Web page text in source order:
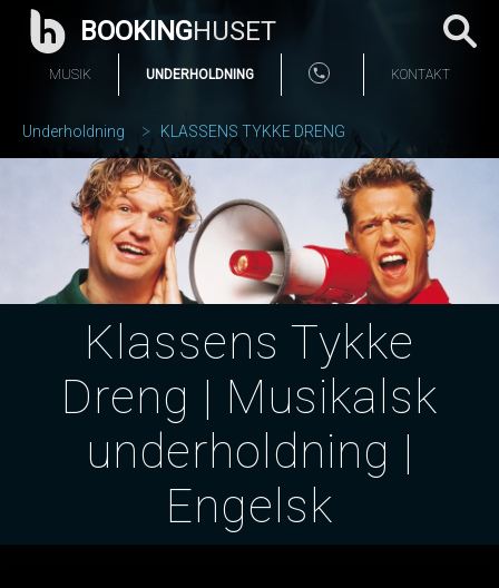
BOOKINGHUSET
MUSIK UNDERHOLDNING KONTAKT
Underholdning KLASSENS TYKKE DRENG
Klassens Tykke
Dreng | Musikalsk
underholdning |
Engelsk